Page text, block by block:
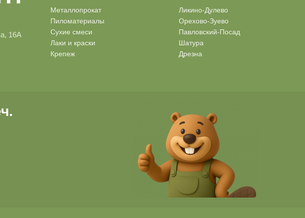
16А
Металлопрокат
Пиломатериалы
Сухие смеси
Лаки и краски
Крепеж
Ликино-Дулево
Орехово-Зуево
Павловский-Посад
Шатура
Дрезна